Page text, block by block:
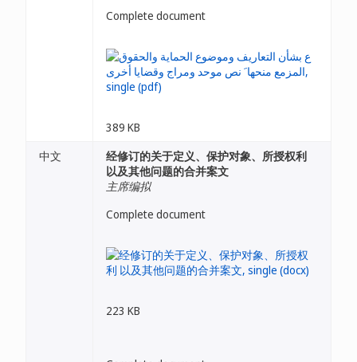
Complete document
389 KB
中文
经修订的关于定义、保护对象、所授权利
以及其他问题的合并案文
主席编拟
Complete document
223 KB